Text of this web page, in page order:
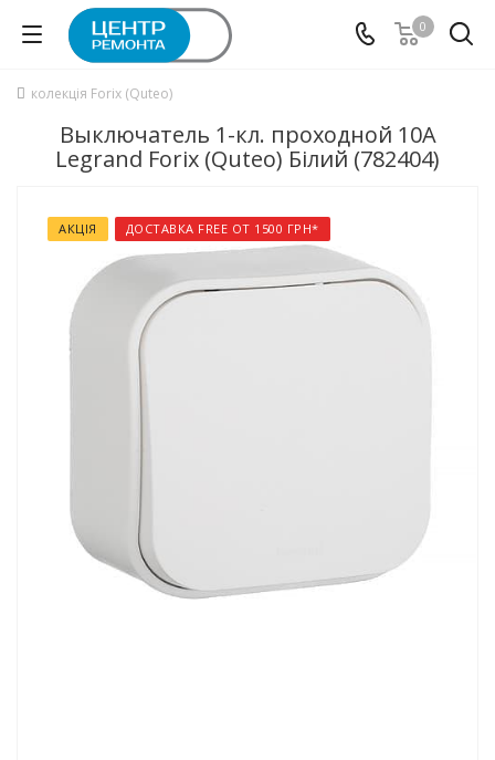
0
колекція Forix (Quteo)
Выключатель 1-кл. проходной 10A
Legrand Forix (Quteo) Білий (782404)
АКЦІЯ ДОСТАВКА FREE ОТ 1500 ГРН*